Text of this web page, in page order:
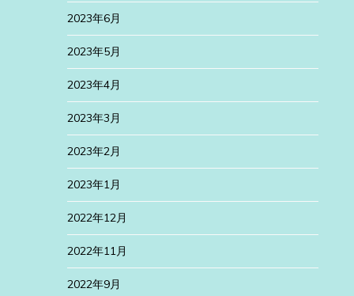
2023年6月
2023年5月
2023年4月
2023年3月
2023年2月
2023年1月
2022年12月
2022年11月
2022年9月